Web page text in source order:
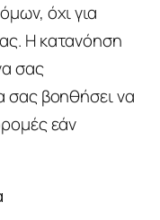
όχι για
Η κατανόηση
σας
σας βοηθήσει να
εάν